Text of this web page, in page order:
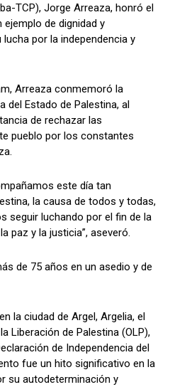
TCP), Jorge Arreaza, honró el
de dignidad y
por la independencia y
Arreaza conmemoró la
del Estado de Palestina, al
de rechazar las
pueblo por los constantes
este día tan
la causa de todos y todas,
seguir luchando por el fin de la
paz y la justicia”, aseveró.
de 75 años en un asedio y de
la ciudad de Argel, Argelia, el
Liberación de Palestina (OLP),
de Independencia del
fue un hito significativo en la
su autodeterminación y